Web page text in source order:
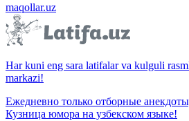
maqollar.uz
Har kuni eng sara latifalar va kulguli
markazi!
Ежедневно только отборные
Кузница юмора на узбекском языке!